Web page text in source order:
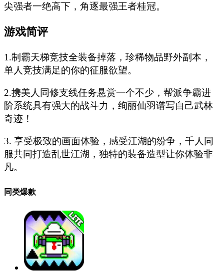
尖强者一绝高下，角逐最强王者桂冠。
游戏简评
1.制霸天梯竞技全装备掉落，珍稀物品野外副本，
单人竞技满足的你的征服欲望。
2.携美人同修支线任务悬赏一个不少，帮派争霸进
阶系统具有强大的战斗力，绚丽仙羽谱写自己武林
奇迹！
3. 享受极致的画面体验，感受江湖的纷争，千人同
服共同打造乱世江湖，独特的装备造型让你体验非
凡。
同类爆款